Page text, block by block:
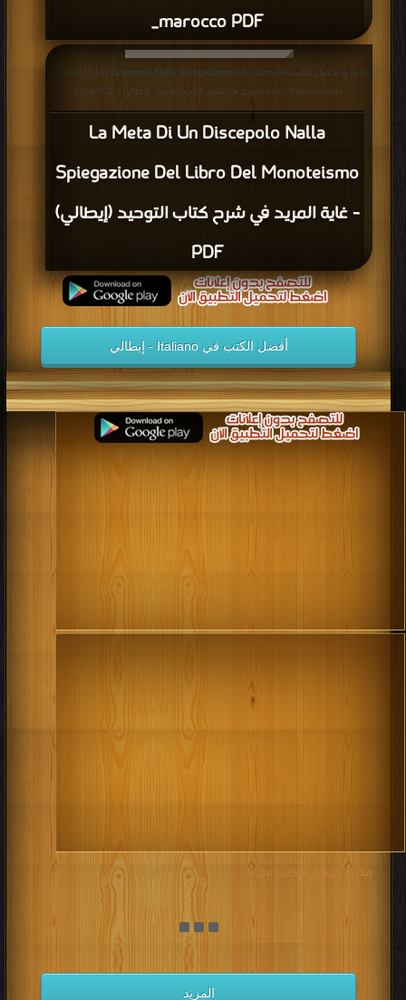
_marocco PDF
La Meta Di Un Discepolo Nalla
Spiegazione Del Libro Del Monoteismo
- غاية المريد في شرح كتاب التوحيد (إيطالي)
PDF
قراءة و تحميل كتاب La Meta Di Un Discepolo Nalla Spiegazione Del Libro Del
Monoteismo - غاية المريد في شرح كتاب التوحيد (إيطالي) PDF مجانا
أفضل الكتب في Italiano - إيطالي
مكتبة تحميل الكتب مجانا
المزيد